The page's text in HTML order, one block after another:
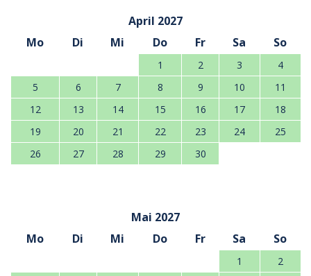
April 2027
Mo
Di Mi Do Fr Sa So
1 2 3
4
5
6 7 8 9 10
11
12
13 14 15 16 17
18
19
20 21 22 23 24
25
26
27 28 29 30
Mai 2027
Mo
Di Mi Do Fr Sa So
1
2